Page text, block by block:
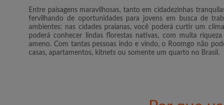
Compartilhe seu perfil para aumentar suas
changes de encontrar um quarto
Entre paisagens maravilhosas, tanto em cidadezinhas
fervilhando de oportunidades para jovens em busca de
ambientes: nas cidades praianas, você poderá curtir um
poderá conhecer lindas florestas nativas, com muita
ameno. Com tantas pessoas indo e vindo, o Roomgo não
casas, apartamentos, kitnets ou somente um quarto no Brasil.